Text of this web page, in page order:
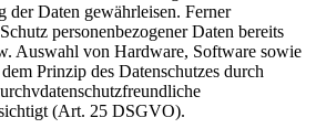
der Daten gewährleisen. Ferner
personenbezogener Daten bereits
Auswahl von Hardware, Software sowie
Prinzip des Datenschutzes durch
(Art. 25 DSGVO).